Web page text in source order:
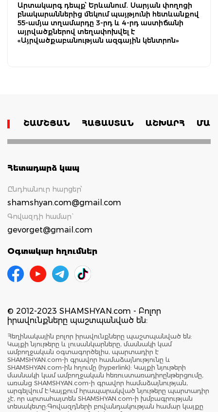
Արտակարգ դեպք՝ Երևանում․ Սարյան փողոցի
բնակարաններից մեկում պայթյունի հետևանքով
55-ամյա տղամարդը 3-րդ և 4-րդ աստիճանի
այրվածքներով տեղափոխվել է
«Այրվածքաբանության ազգային կենտրոն»
ՇԱՄՇՅԱՆ ՀԱՅԱՍՏԱՆ ԱՇԽԱՐՀ
Հետադարձ կապ
Ընդհանուր հարցեր՝
shamshyan.com@gmail.com
Գովազդի համար`
gevorget@gmail.com
Օգտակար հղումներ
© 2012-2023 SHAMSHYAN.com - Բոլոր
իրավունքները պաշտպանված են:
Հեղինակային բոլոր իրավունքները պաշտպանված են:
Կայքի նյութերը և լուսանկարները, մասնակի կամ
ամբողջական օգտագործելիս, պարտադիր է
SHAMSHYAN.com-ի գրավոր համաձայնությունը և
SHAMSHYAN.com-ին հղումը (hyperlink): Կայքի նյութերի
մասնակի կամ ամբողջական հեռուստառադիոընթերցումը,
առանց SHAMSHYAN.com-ի գրավոր համաձայնության,
արգելվում է:Կայքում հրապարակված նյութերը պարտադիր
չէ, որ արտահայտեն SHAMSHYAN.com-ի խմբագրության
տեսակետը:Գովազդների բովանդակության համար կայքը